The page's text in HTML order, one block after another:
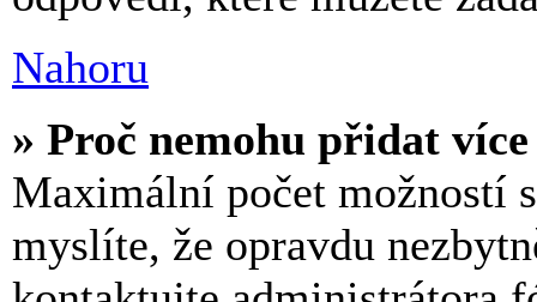
Nahoru
» Proč nemohu přidat
Maximální počet možností
myslíte, že opravdu